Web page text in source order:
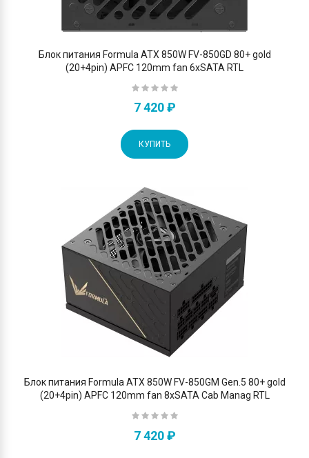
Блок питания Formula ATX 850W FV-850GD 80+ gold
(20+4pin) APFC 120mm fan 6xSATA RTL
7 420 ₽
КУПИТЬ
Блок питания Formula ATX 850W FV-850GM Gen.5 80+ gold
(20+4pin) APFC 120mm fan 8xSATA Cab Manag RTL
7 420 ₽